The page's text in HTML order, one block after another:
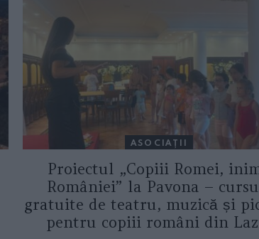
ASOCIAŢII
Proiectul „Copiii Romei,
României” la Pavona –
gratuite de teatru, muzică și
pentru copiii români din